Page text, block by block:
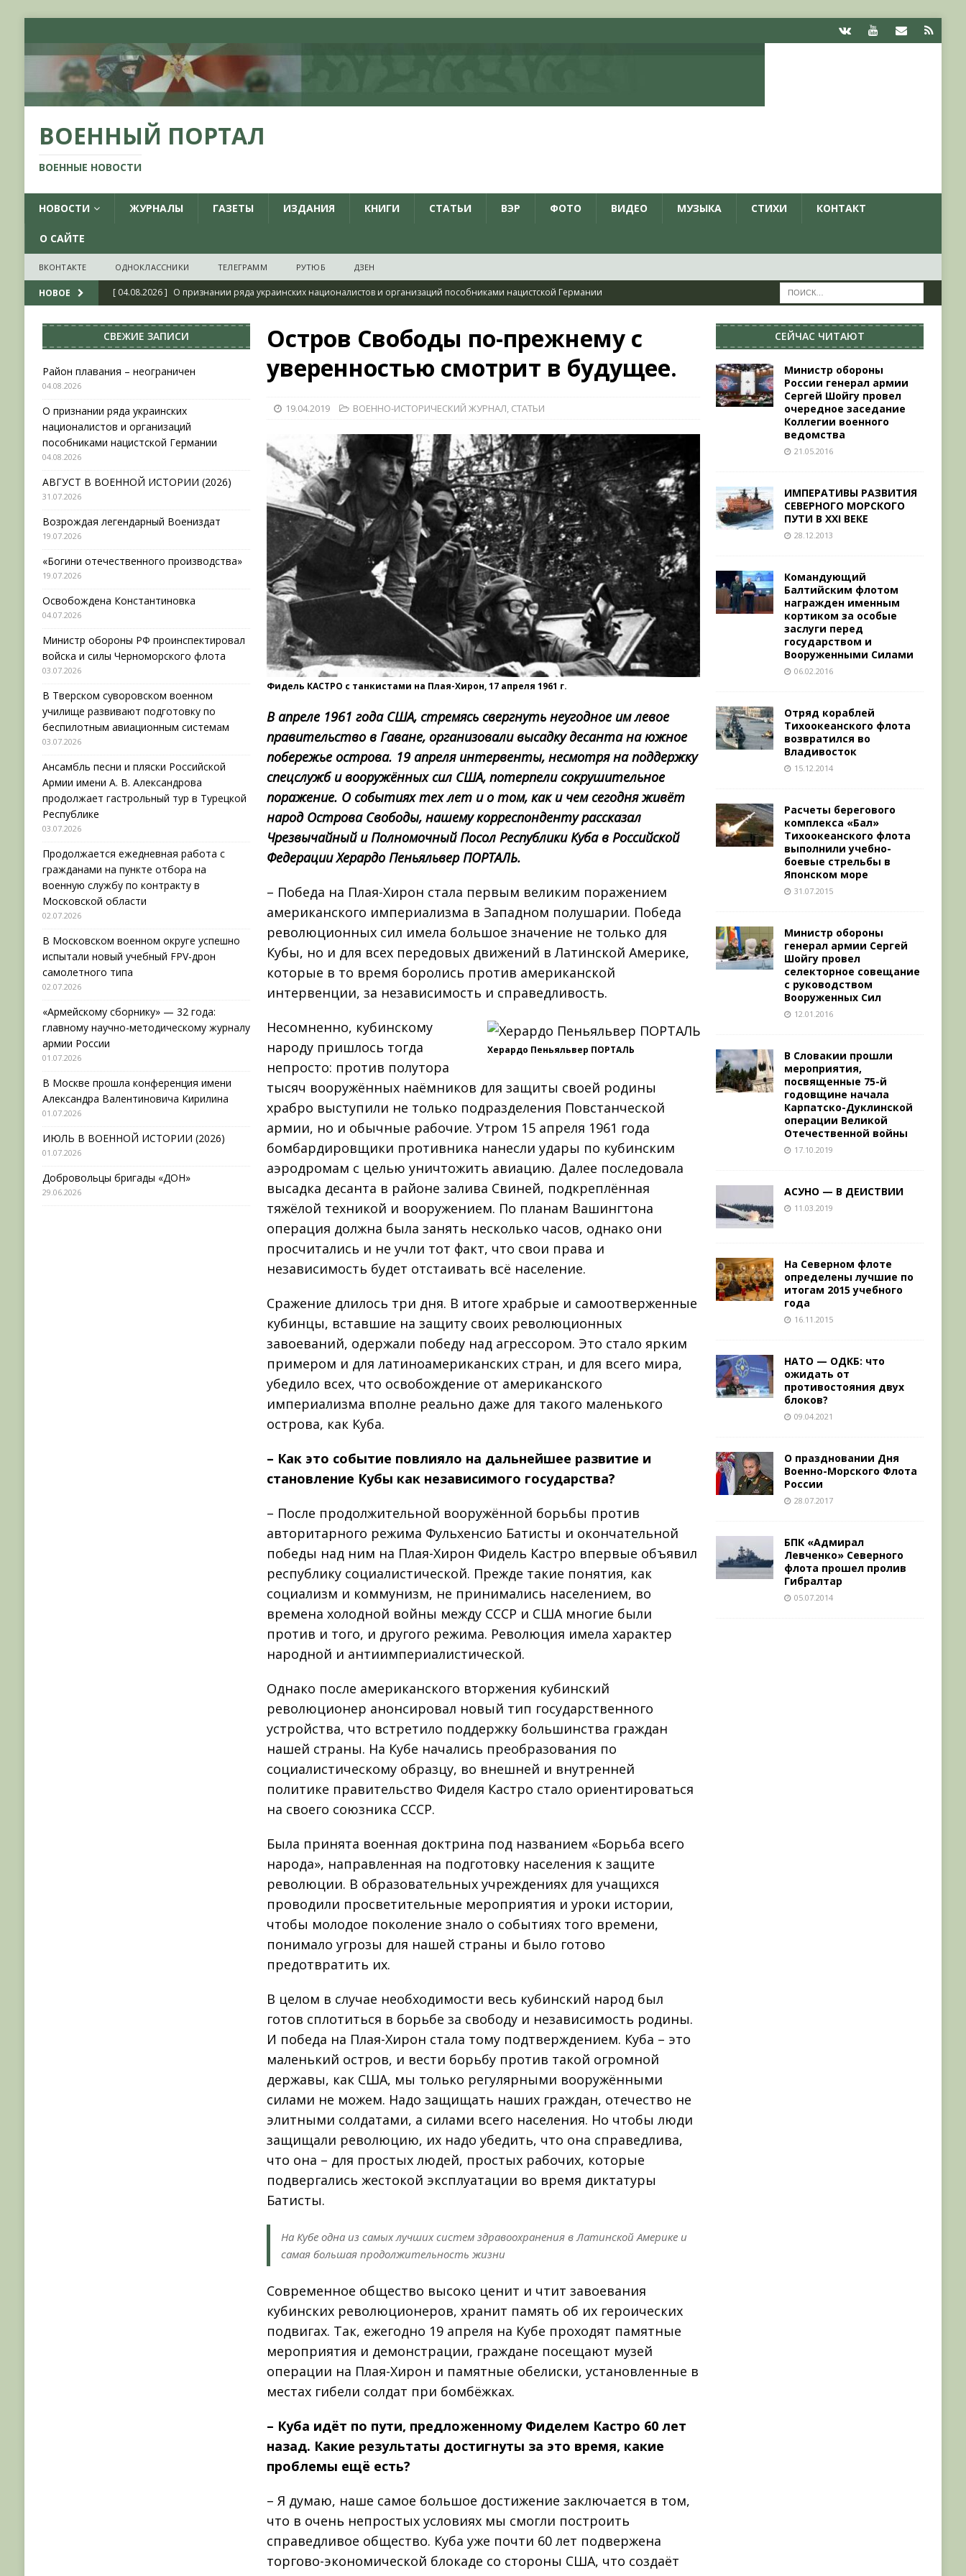
ВОЕННЫЙ ПОРТАЛ
ВОЕННЫЕ НОВОСТИ
НОВОСТИ ЖУРНАЛЫ ГАЗЕТЫ ИЗДАНИЯ КНИГИ СТАТЬИ ВЭР ФОТО ВИДЕО МУЗЫКА СТИХИ КОНТАКТ
О САЙТЕ
ВКОНТАКТЕ ОДНОКЛАССНИКИ ТЕЛЕГРАММ РУТЮБ ДЗЕН
НОВОЕ [ 04.08.2026 ] О признании ряда украинских националистов и организаций пособниками нацистской Германии
[ 31.07.2026 ] АВГУСТ В ВОЕННОЙ ИСТОРИИ (2026)
ВОЕННО-ИСТОРИЧЕСКИЙ ЖУРНАЛ
Возрождая легендарный Воениздат
НОВОСТИ
[ 04.08.2026 ] Район плавания – неограничен КРАСНАЯ ЗВЕЗДА
Остров Свободы по-прежнему с
уверенностью смотрит в будущее.
19.04.2019 ВОЕННО-ИСТОРИЧЕСКИЙ ЖУРНАЛ, СТАТЬИ
Фидель КАСТРО с танкистами на Плая-Хирон, 17 апреля 1961 г.
В апреле 1961 года США, стремясь свергнуть неугодное им левое
правительство в Гаване, организовали высадку десанта на южное
побережье острова. 19 апреля интервенты, несмотря на поддержку
спецслужб и вооружённых сил США, потерпели сокрушительное
поражение. О событиях тех лет и о том, как и чем сегодня живёт
народ Острова Свободы, нашему корреспонденту рассказал
Чрезвычайный и Полномочный Посол Республики Куба в Российской
Федерации Херардо Пеньяльвер ПОРТАЛЬ.
– Победа на Плая-Хирон стала первым великим поражением
американского империализма в Западном полушарии. Победа
революционных сил имела большое значение не только для
Кубы, но и для всех передовых движений в Латинской Америке,
которые в то время боролись против американской
интервенции, за независимость и справедливость.
Херардо Пеньяльвер ПОРТАЛЬ
Несомненно, кубинскому
народу пришлось тогда
непросто: против полутора
тысяч вооружённых наёмников для защиты своей родины
храбро выступили не только подразделения Повстанческой
армии, но и обычные рабочие. Утром 15 апреля 1961 года
бомбардировщики противника нанесли удары по кубинским
аэродромам с целью уничтожить авиацию. Далее последовала
высадка десанта в районе залива Свиней, подкреплённая
тяжёлой техникой и вооружением. По планам Вашингтона
операция должна была занять несколько часов, однако они
просчитались и не учли тот факт, что свои права и
независимость будет отстаивать всё население.
Сражение длилось три дня. В итоге храбрые и самоотверженные
кубинцы, вставшие на защиту своих революционных
завоеваний, одержали победу над агрессором. Это стало ярким
примером и для латиноамериканских стран, и для всего мира,
убедило всех, что освобождение от американского
империализма вполне реально даже для такого маленького
острова, как Куба.
– Как это событие повлияло на дальнейшее развитие и
становление Кубы как независимого государства?
– После продолжительной вооружённой борьбы против
авторитарного режима Фульхенсио Батисты и окончательной
победы над ним на Плая-Хирон Фидель Кастро впервые объявил
республику социалистической. Прежде такие понятия, как
социализм и коммунизм, не принимались населением, во
времена холодной войны между СССР и США многие были
против и того, и другого режима. Революция имела характер
народной и антиимпериалистической.
Однако после американского вторжения кубинский
революционер анонсировал новый тип государственного
устройства, что встретило поддержку большинства граждан
нашей страны. На Кубе начались преобразования по
социалистическому образцу, во внешней и внутренней
политике правительство Фиделя Кастро стало ориентироваться
на своего союзника СССР.
Была принята военная доктрина под названием «Борьба всего
народа», направленная на подготовку населения к защите
революции. В образовательных учреждениях для учащихся
проводили просветительные мероприятия и уроки истории,
чтобы молодое поколение знало о событиях того времени,
понимало угрозы для нашей страны и было готово
предотвратить их.
В целом в случае необходимости весь кубинский народ был
готов сплотиться в борьбе за свободу и независимость родины.
И победа на Плая-Хирон стала тому подтверждением. Куба – это
маленький остров, и вести борьбу против такой огромной
державы, как США, мы только регулярными вооружёнными
силами не можем. Надо защищать наших граждан, отечество не
элитными солдатами, а силами всего населения. Но чтобы люди
защищали революцию, их надо убедить, что она справедлива,
что она – для простых людей, простых рабочих, которые
подвергались жестокой эксплуатации во время диктатуры
Батисты.
На Кубе одна из самых лучших систем здравоохранения в Латинской Америке и
самая большая продолжительность жизни
Современное общество высоко ценит и чтит завоевания
кубинских революционеров, хранит память об их героических
подвигах. Так, ежегодно 19 апреля на Кубе проходят памятные
мероприятия и демонстрации, граждане посещают музей
операции на Плая-Хирон и памятные обелиски, установленные в
местах гибели солдат при бомбёжках.
– Куба идёт по пути, предложенному Фиделем Кастро 60 лет
назад. Какие результаты достигнуты за это время, какие
проблемы ещё есть?
– Я думаю, наше самое большое достижение заключается в том,
что в очень непростых условиях мы смогли построить
справедливое общество. Куба уже почти 60 лет подвержена
торгово-экономической блокаде со стороны США, что создаёт
СВЕЖИЕ ЗАПИСИ
Район плавания – неограничен
04.08.2026
О признании ряда украинских
националистов и организаций
пособниками нацистской Германии
04.08.2026
АВГУСТ В ВОЕННОЙ ИСТОРИИ (2026)
31.07.2026
Возрождая легендарный Воениздат
19.07.2026
«Богини отечественного производства»
19.07.2026
Освобождена Константиновка
04.07.2026
Министр обороны РФ проинспектировал
войска и силы Черноморского флота
03.07.2026
В Тверском суворовском военном
училище развивают подготовку по
беспилотным авиационным системам
03.07.2026
Ансамбль песни и пляски Российской
Армии имени А. В. Александрова
продолжает гастрольный тур в Турецкой
Республике
03.07.2026
Продолжается ежедневная работа с
гражданами на пункте отбора на
военную службу по контракту в
Московской области
02.07.2026
В Московском военном округе успешно
испытали новый учебный FPV-дрон
самолетного типа
02.07.2026
«Армейскому сборнику» — 32 года:
главному научно-методическому журналу
армии России
01.07.2026
В Москве прошла конференция имени
Александра Валентиновича Кирилина
01.07.2026
ИЮЛЬ В ВОЕННОЙ ИСТОРИИ (2026)
01.07.2026
Добровольцы бригады «ДОН»
29.06.2026
СЕЙЧАС ЧИТАЮТ
Министр обороны
России генерал армии
Сергей Шойгу провел
очередное заседание
Коллегии военного
ведомства
21.05.2016
ИМПЕРАТИВЫ РАЗВИТИЯ
СЕВЕРНОГО МОРСКОГО
ПУТИ В XXI ВЕКЕ
28.12.2013
Командующий
Балтийским флотом
награжден именным
кортиком за особые
заслуги перед
государством и
Вооруженными Силами
06.02.2016
Отряд кораблей
Тихоокеанского флота
возвратился во
Владивосток
15.12.2014
Расчеты берегового
комплекса «Бал»
Тихоокеанского флота
выполнили учебно-
боевые стрельбы в
Японском море
31.07.2015
Министр обороны
генерал армии Сергей
Шойгу провел
селекторное совещание
с руководством
Вооруженных Сил
12.01.2016
В Словакии прошли
мероприятия,
посвященные 75-й
годовщине начала
Карпатско-Дуклинской
операции Великой
Отечественной войны
17.10.2019
АСУНО — В ДЕИСТВИИ
11.03.2019
На Северном флоте
определены лучшие по
итогам 2015 учебного
года
16.11.2015
НАТО — ОДКБ: что
ожидать от
противостояния двух
блоков?
09.04.2021
О праздновании Дня
Военно-Морского Флота
России
28.07.2017
БПК «Адмирал
Левченко» Северного
флота прошел пролив
Гибралтар
05.07.2014